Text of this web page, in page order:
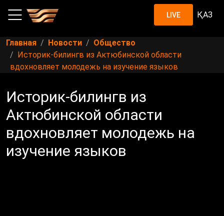
LIVE ҚАЗ
Главная Новости
Общество
Историк-билингв из Актюбинской области
вдохновляет молодежь на изучение языков
Историк-билингв из
Актюбинской области
вдохновляет молодежь на
изучение языков